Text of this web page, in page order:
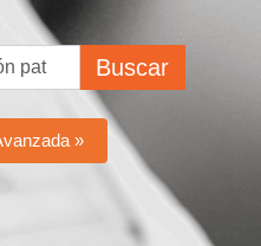
Buscar
»